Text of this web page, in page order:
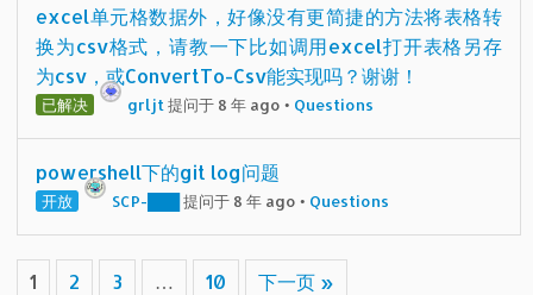
excel单元格数据外，好像没有更简捷的方法将表格转
换为csv格式，请教一下比如调用excel打开表格另存
为csv，或ConvertTo-Csv能实现吗？谢谢！
已解决 grljt 提问于 8 年 ago • Questions
powershell下的git log问题
开放 SCP-███ 提问于 8 年 ago • Questions
1 2 3 … 10
下一页 »